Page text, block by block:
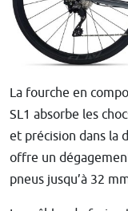
La fourche en
SL1 absorbe les
et précision dans la
offre un
pneus jusqu’à 32